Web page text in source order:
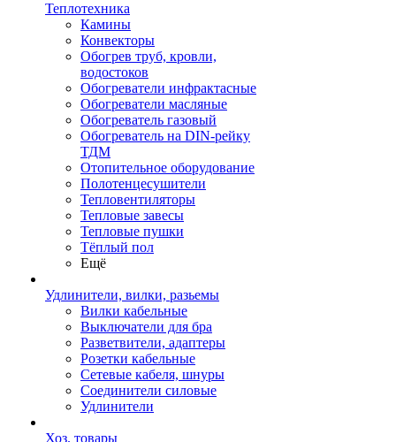
Теплотехника
Камины
Конвекторы
Обогрев труб, кровли,
водостоков
Обогреватели инфрактасные
Обогреватели масляные
Обогреватель газовый
Обогреватель на DIN-рейку
ТДМ
Отопительное оборудование
Полотенцесушители
Тепловентиляторы
Тепловые завесы
Тепловые пушки
Тёплый пол
Ещё
Удлинители, вилки, разьемы
Вилки кабельные
Выключатели для бра
Разветвители, адаптеры
Розетки кабельные
Сетевые кабеля, шнуры
Соединители силовые
Удлинители
Хоз. товары